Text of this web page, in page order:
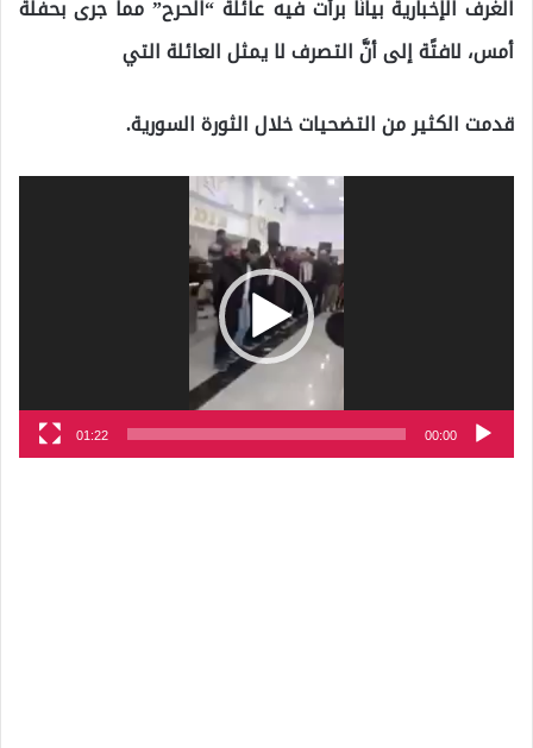
الغرف الإخبارية بيانًا برأت فيه عائلة “الحرح” مما جرى بحفلة
أمس، لافتًة إلى أنَّ التصرف لا يمثل العائلة التي
قدمت الكثير من التضحيات خلال الثورة السورية.
00:00
01:22